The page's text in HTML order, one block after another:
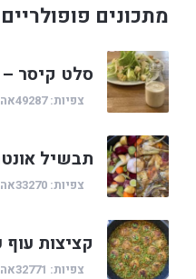
מתכונים פופולריים
סלט קיסר –
צפיות: 49287
תבשיל
צפיות: 33270
קציצות
צפיות: 32771